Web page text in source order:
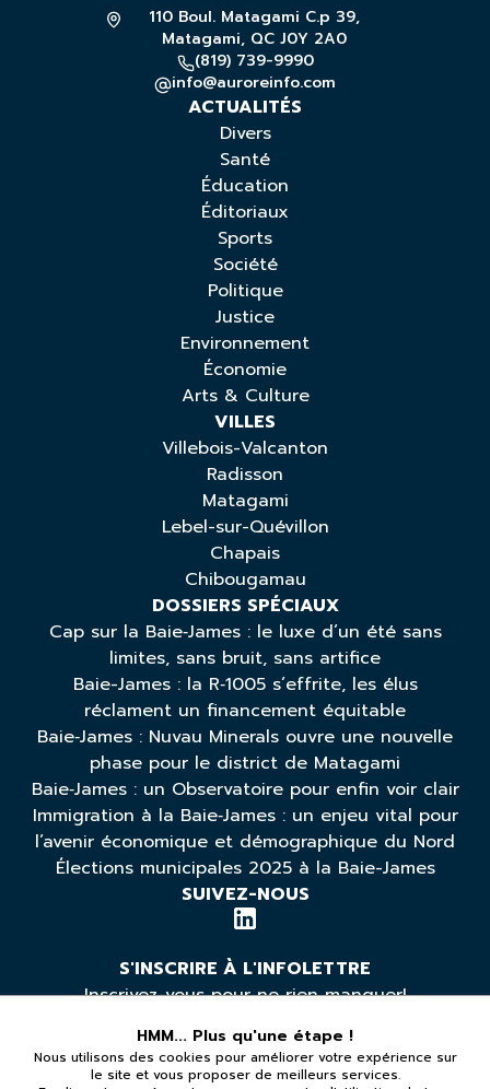
110 Boul. Matagami C.p 39,
Matagami, QC J0Y 2A0
(819) 739-9990
info@auroreinfo.com
ACTUALITÉS
Divers
Santé
Éducation
Éditoriaux
Sports
Société
Politique
Justice
Environnement
Économie
Arts & Culture
VILLES
Villebois-Valcanton
Radisson
Matagami
Lebel-sur-Quévillon
Chapais
Chibougamau
DOSSIERS SPÉCIAUX
Cap sur la Baie‑James : le luxe d’un été sans
limites, sans bruit, sans artifice
Baie-James : la R‑1005 s’effrite, les élus
réclament un financement équitable
Baie‑James : Nuvau Minerals ouvre une nouvelle
phase pour le district de Matagami
Baie‑James : un Observatoire pour enfin voir clair
Immigration à la Baie‑James : un enjeu vital pour
l’avenir économique et démographique du Nord
Élections municipales 2025 à la Baie-James
SUIVEZ-NOUS
S'INSCRIRE À L'INFOLETTRE
Inscrivez-vous pour ne rien manquer!
*Vous pouvez vous désabonner à tout moment
HMM... Plus qu'une étape !
Nous utilisons des cookies pour améliorer votre expérience sur
le site et vous proposer de meilleurs services.